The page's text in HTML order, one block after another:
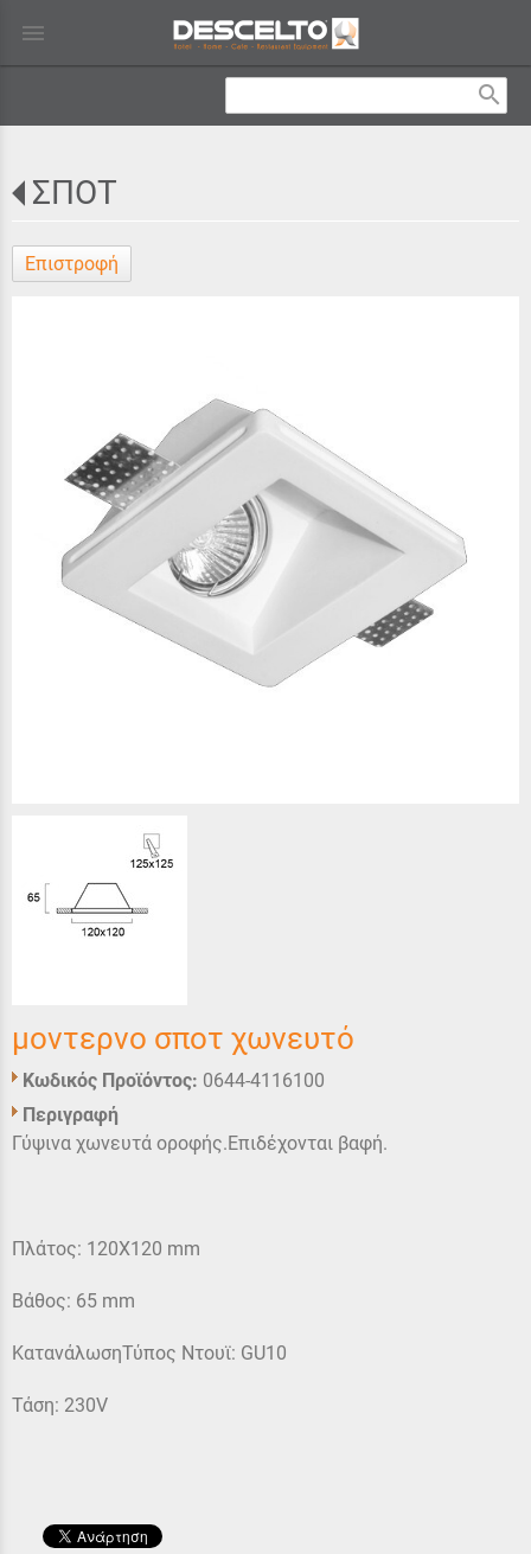
menu
search
ΣΠΟΤ
Επιστροφή
μοντερνο σποτ χωνευτό
Κωδικός Προϊόντος: 0644-4116100
Περιγραφή
Γύψινα χωνευτά οροφής.Επιδέχονται βαφή.
Πλάτος: 120X120 mm
Βάθος: 65 mm
ΚατανάλωσηΤύπος Ντουϊ: GU10
Τάση: 230V